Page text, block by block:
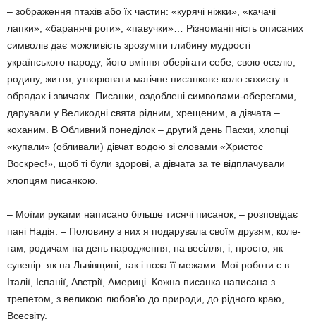
– зображення птахів або їх частин: «курячі ніжки», «качачі
лапки», «баранячі роги», «павучки»… Різноманіт­ність описаних
символів дає можливість зрозуміти глибину мудрості
українського народу, його вміння оберігати себе, свою оселю,
родину, життя, утворювати магічне писанкове коло захисту в
обрядах і звичаях. Писанки, оздоблені символами-оберегами,
дарували у Великодні свята рідним, хреще­ним, а дівчата –
коханим. В Обливний поне­ділок – другий день Пасхи, хлопці
«купали» (обливали) дівчат водою зі словами «Хрис­тос
Воскрес!», щоб ті були здорові, а дівчата за те відплачували
хлопцям писанкою.
– Моїми руками написано більше тисячі писанок, – розповідає
пані Надія. – Полови­ну з них я подарувала своїм друзям, коле­
гам, родичам на день народження, на весіл­ля, і, просто, як
сувенір: як на Львівщині, так і поза її межами. Мої роботи є в
Італії, Іспанії, Австрії, Америці. Кожна писанка написана з
трепетом, з великою любов’ю до природи, до рідного краю,
Всесвіту.